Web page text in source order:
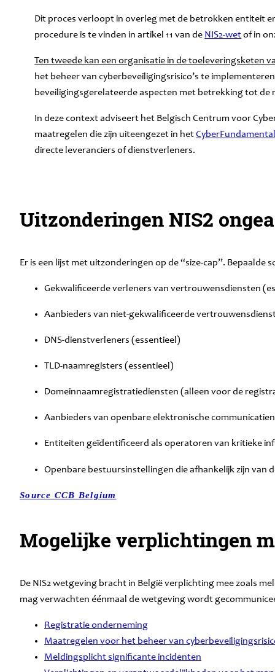
Dit proces verloopt in overleg met de betrokken entiteit
procedure is te vinden in artikel 11 van de NIS2-wetof in
Ten tweede kan een organisatie in de toeleveringsketen
het beheer van cyberbeveiligingsrisico’s te
beveiligingsgerelateerde aspecten met betrekking tot
In deze context adviseert het Belgisch Centrum voor
maatregelen die zijn uiteengezet in het
directe leveranciers of dienstverleners.
Uitzonderingen NIS2
Er is een lijst met uitzonderingen op de “size-cap”.
Gekwalificeerde verleners van vertrouwensdiensten
Aanbieders van niet-gekwalificeerde
DNS-dienstverleners (essentieel)
TLD-naamregisters (essentieel)
Domeinnaamregistratiediensten (alleen voor de
Aanbieders van openbare elektronische
Entiteiten geïdentificeerd als operatoren van kritieke
Openbare bestuursinstellingen die afhankelijk zijn van
Source CCB Belgium
Mogelijke verplichtingen
De NIS2 wetgeving bracht in België verplichting mee zoals
mag verwachten éénmaal de wetgeving wordt
Registratie onderneming
Maatregelen voor het beheer van
Meldingsplicht significante incidenten